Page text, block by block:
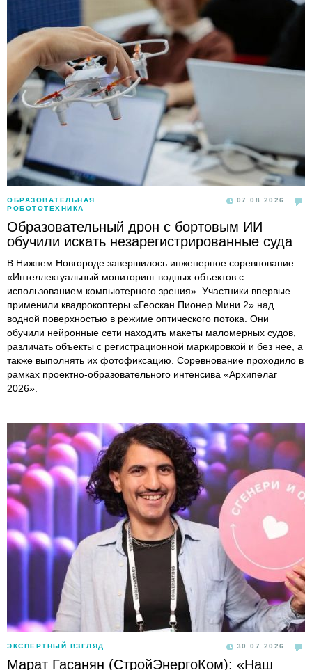
ОБРАЗОВАТЕЛЬНАЯ
РОБОТОТЕХНИКА
07.08.2026
Образовательный дрон с бортовым ИИ
обучили искать незарегистрированные суда
В Нижнем Новгороде завершилось инженерное соревнование
«Интеллектуальный мониторинг водных объектов с
использованием компьютерного зрения». Участники впервые
применили квадрокоптеры «Геоскан Пионер Мини 2» над
водной поверхностью в режиме оптического потока. Они
обучили нейронные сети находить макеты маломерных судов,
различать объекты с регистрационной маркировкой и без нее, а
также выполнять их фотофиксацию. Соревнование проходило в
рамках проектно-образовательного интенсива «Архипелаг
2026».
ЭКСПЕРТНЫЙ ВЗГЛЯД 30.07.2026
Марат Гасанян (СтройЭнергоКом): «Наш